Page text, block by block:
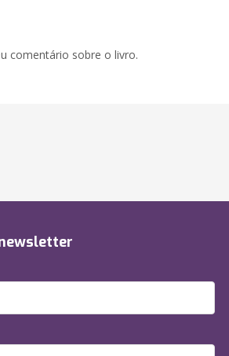
comentário sobre o livro.